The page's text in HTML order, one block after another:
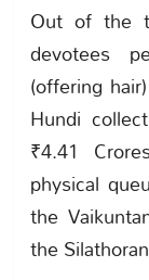
Out of the
devotees
(offering
Hundi
₹4.41
physical
the
the